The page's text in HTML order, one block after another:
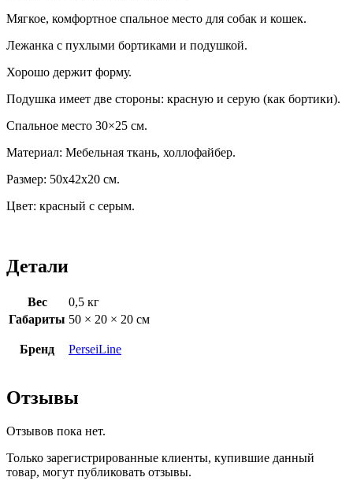
Мягкое, комфортное спальное место для собак и кошек.
Лежанка с пухлыми бортиками и подушкой.
Хорошо держит форму.
Подушка имеет две стороны: красную и серую (как бортики).
Спальное место 30×25 см.
Материал: Мебельная ткань, холлофайбер.
Размер: 50х42х20 см.
Цвет: красный с серым.
Детали
Вес
0,5 кг
Габариты 50 × 20 × 20 см
Бренд PerseiLine
Отзывы
Отзывов пока нет.
Только зарегистрированные клиенты, купившие данный
товар, могут публиковать отзывы.